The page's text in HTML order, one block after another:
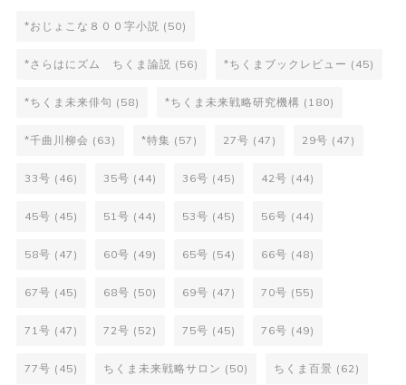
*おじょこな８００字小説 (50)
*さらはにズム ちくま論説 (56) *ちくまブックレビュー (45)
*ちくま未来俳句 (58) *ちくま未来戦略研究機構 (180)
*千曲川柳会 (63) *特集 (57) 27号 (47) 29号 (47)
33号 (46) 35号 (44) 36号 (45) 42号 (44)
45号 (45) 51号 (44) 53号 (45) 56号 (44)
58号 (47) 60号 (49) 65号 (54) 66号 (48)
67号 (45) 68号 (50) 69号 (47) 70号 (55)
71号 (47) 72号 (52) 75号 (45) 76号 (49)
77号 (45) ちくま未来戦略サロン (50) ちくま百景 (62)